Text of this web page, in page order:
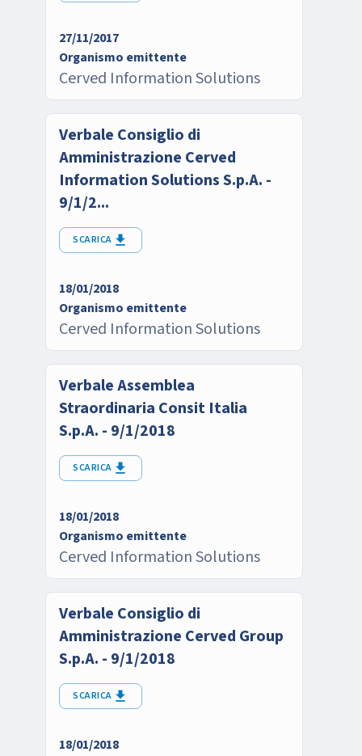
27/11/2017
Organismo emittente
Cerved Information Solutions
Verbale Consiglio di
Amministrazione Cerved
Information Solutions S.p.A. -
9/1/2...
SCARICA
18/01/2018
Organismo emittente
Cerved Information Solutions
Verbale Assemblea
Straordinaria Consit Italia
S.p.A. - 9/1/2018
SCARICA
18/01/2018
Organismo emittente
Cerved Information Solutions
Verbale Consiglio di
Amministrazione Cerved Group
S.p.A. - 9/1/2018
SCARICA
18/01/2018